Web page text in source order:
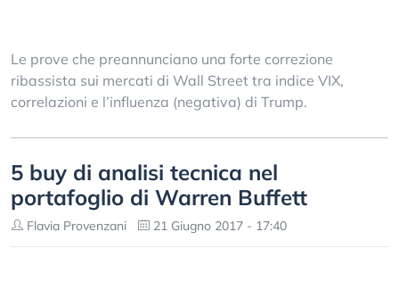
Le prove che preannunciano una forte correzione
ribassista sui mercati di Wall Street tra indice VIX,
correlazioni e l’influenza (negativa) di Trump.
5 buy di analisi tecnica nel
portafoglio di Warren Buffett
Flavia Provenzani 21 Giugno 2017 - 17:40